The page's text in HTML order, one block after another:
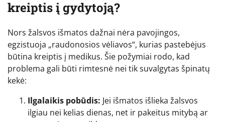
kreiptis į gydytoją?
Nors žalsvos išmatos dažnai nėra pavojingos,
egzistuoja „raudonosios vėliavos“, kurias pastebėjus
būtina kreiptis į medikus. Šie požymiai rodo, kad
problema gali būti rimtesnė nei tik suvalgytas špinatų
kekė:
Ilgalaikis pobūdis: Jei išmatos išlieka žalsvos
ilgiau nei kelias dienas, net ir pakeitus mitybą ar